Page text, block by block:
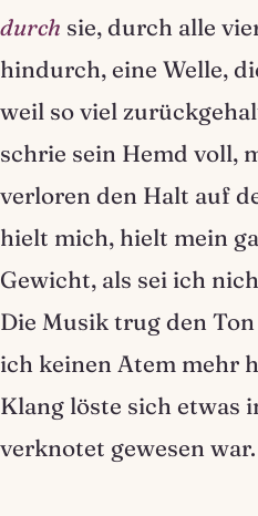
durch sie, durch alle
hindurch, eine Welle,
weil so viel
schrie sein Hemd voll,
verloren den Halt auf
hielt mich, hielt mein
Gewicht, als sei ich
Die Musik trug den
ich keinen Atem mehr
Klang löste sich etwas
verknotet gewesen war.